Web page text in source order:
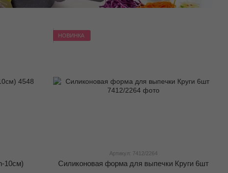
10см)
НОВИНКА
Артикул: 7412/2264
Силиконовая форма для выпечки Круги 6шт